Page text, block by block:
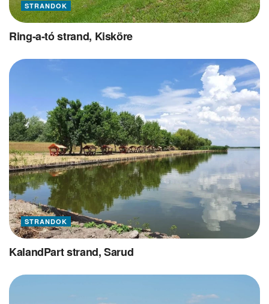
STRANDOK
Ring-a-tó strand, Kisköre
STRANDOK
KalandPart strand, Sarud